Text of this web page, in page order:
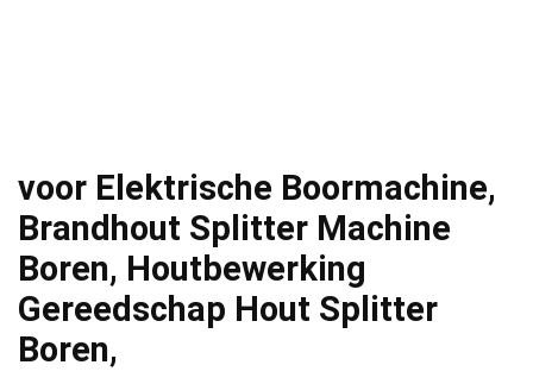
voor Elektrische Boormachine,
Brandhout Splitter Machine
Boren, Houtbewerking
Gereedschap Hout Splitter
Boren,